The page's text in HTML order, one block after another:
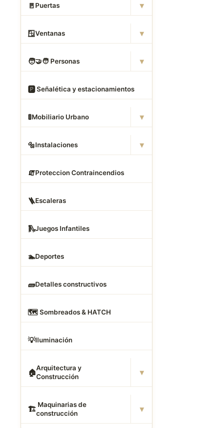
🚪 Puertas ▾
🪟Ventanas ▾
🧑‍🤝‍🧑 Personas ▾
🅿️ Señalética y estacionamientos
🚦Mobiliario Urbano ▾
🔩Instalaciones ▾
🧯Proteccion Contraincendios
🪜Escaleras
🛝Juegos Infantiles
🏊Deportes
🧱Detalles constructivos
🗺️ Sombreados & HATCH
💡Iluminación
🏠Arquitectura y
Construcción
▾
🏗 ️ Maquinarias de
construcción
▾